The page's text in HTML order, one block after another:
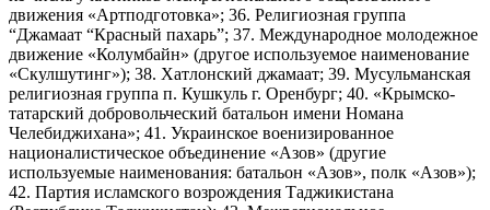
движения «Артподготовка»; 36. Религиозная группа
“Джамаат “Красный пахарь”; 37. Международное молодежное
движение «Колумбайн» (другое используемое наименование
«Скулшутинг»); 38. Хатлонский джамаат; 39. Мусульманская
религиозная группа п. Кушкуль г. Оренбург; 40. «Крымско-
татарский добровольческий батальон имени Номана
Челебиджихана»; 41. Украинское военизированное
националистическое объединение «Азов» (другие
используемые наименования: батальон «Азов», полк «Азов»);
42. Партия исламского возрождения Таджикистана